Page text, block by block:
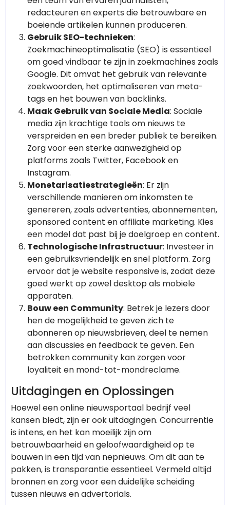
redacteuren en experts die betrouwbare en
boeiende artikelen kunnen produceren.
Gebruik SEO-technieken:
Zoekmachineoptimalisatie (SEO) is essentieel
om goed vindbaar te zijn in zoekmachines zoals
Google. Dit omvat het gebruik van relevante
zoekwoorden, het optimaliseren van meta-
tags en het bouwen van backlinks.
Maak Gebruik van Sociale Media: Sociale
media zijn krachtige tools om nieuws te
verspreiden en een breder publiek te bereiken.
Zorg voor een sterke aanwezigheid op
platforms zoals Twitter, Facebook en
Instagram.
Monetarisatiestrategieën: Er zijn
verschillende manieren om inkomsten te
genereren, zoals advertenties, abonnementen,
sponsored content en affiliate marketing. Kies
een model dat past bij je doelgroep en content.
Technologische Infrastructuur: Investeer in
een gebruiksvriendelijk en snel platform. Zorg
ervoor dat je website responsive is, zodat deze
goed werkt op zowel desktop als mobiele
apparaten.
Bouw een Community: Betrek je lezers door
hen de mogelijkheid te geven zich te
abonneren op nieuwsbrieven, deel te nemen
aan discussies en feedback te geven. Een
betrokken community kan zorgen voor
loyaliteit en mond-tot-mondreclame.
Uitdagingen en Oplossingen
Hoewel een online nieuwsportaal bedrijf veel
kansen biedt, zijn er ook uitdagingen. Concurrentie
is intens, en het kan moeilijk zijn om
betrouwbaarheid en geloofwaardigheid op te
bouwen in een tijd van nepnieuws. Om dit aan te
pakken, is transparantie essentieel. Vermeld altijd
bronnen en zorg voor een duidelijke scheiding
tussen nieuws en advertorials.